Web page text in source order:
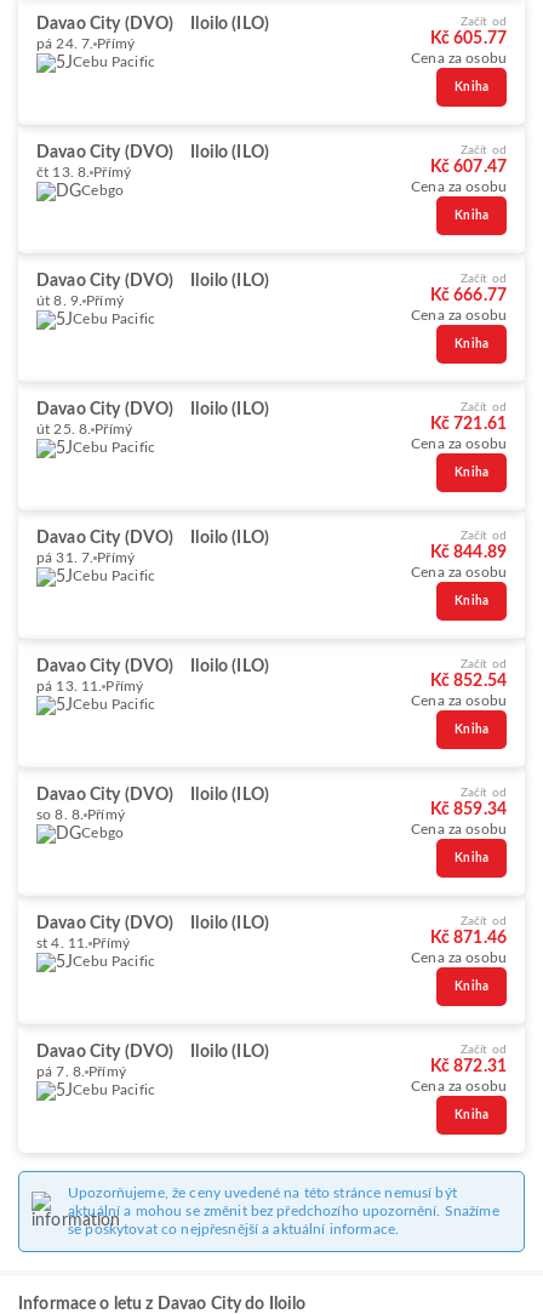
Davao City (DVO) Iloilo (ILO)
pá 24. 7. Přímý
Cebu Pacific
Začít od
Kč 605.77
Cena za osobu
Kniha
Davao City (DVO) Iloilo (ILO)
čt 13. 8. Přímý
Cebgo
Začít od
Kč 607.47
Cena za osobu
Kniha
Davao City (DVO) Iloilo (ILO)
út 8. 9. Přímý
Cebu Pacific
Začít od
Kč 666.77
Cena za osobu
Kniha
Davao City (DVO) Iloilo (ILO)
út 25. 8. Přímý
Cebu Pacific
Začít od
Kč 721.61
Cena za osobu
Kniha
Davao City (DVO) Iloilo (ILO)
pá 31. 7. Přímý
Cebu Pacific
Začít od
Kč 844.89
Cena za osobu
Kniha
Davao City (DVO) Iloilo (ILO)
pá 13. 11. Přímý
Cebu Pacific
Začít od
Kč 852.54
Cena za osobu
Kniha
Davao City (DVO) Iloilo (ILO)
so 8. 8. Přímý
Cebgo
Začít od
Kč 859.34
Cena za osobu
Kniha
Davao City (DVO) Iloilo (ILO)
st 4. 11. Přímý
Cebu Pacific
Začít od
Kč 871.46
Cena za osobu
Kniha
Davao City (DVO) Iloilo (ILO)
pá 7. 8. Přímý
Cebu Pacific
Začít od
Kč 872.31
Cena za osobu
Kniha
Upozorňujeme, že ceny uvedené na této stránce nemusí být
aktuální a mohou se změnit bez předchozího upozornění. Snažíme
se poskytovat co nejpřesnější a aktuální informace.
Informace o letu z Davao City do Iloilo